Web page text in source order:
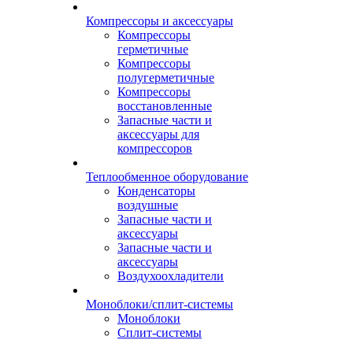
Компрессоры и аксессуары
Компрессоры
герметичные
Компрессоры
полугерметичные
Компрессоры
восстановленные
Запасные части и
аксессуары для
компрессоров
Теплообменное оборудование
Конденсаторы
воздушные
Запасные части и
аксессуары
Запасные части и
аксессуары
Воздухоохладители
Моноблоки/сплит-системы
Моноблоки
Сплит-системы